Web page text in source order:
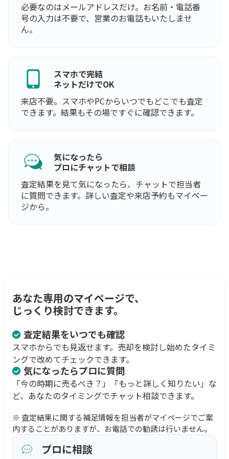
必要なのはメールアドレスだけ。お名前・電話番
号の入力は不要で、営業のお電話もいたしませ
ん。
スマホで完結
ネットだけでOK
来店不要。スマホやPCからいつでもどこでも査定
できます。結果もその場ですぐに確認できます。
気になったら
プロにチャットで相談
査定結果を見て気になったら、チャットで担当者
に質問できます。詳しい査定や来店予約もマイペー
ジから。
あなた専用のマイページで、
じっくり検討できます。
査定結果をいつでも確認
スマホからでも見返せます。売却を検討し始めたタイミ
ングで改めてチェックできます。
気になったらプロに質問
「今の時期に売るべき？」「もっと詳しく知りたい」な
ど、あなたのタイミングでチャット相談できます。
※ 査定結果に関する補足情報を担当者がマイページでご案
内することがありますが、お電話での勧誘は行いません。
プロに相談